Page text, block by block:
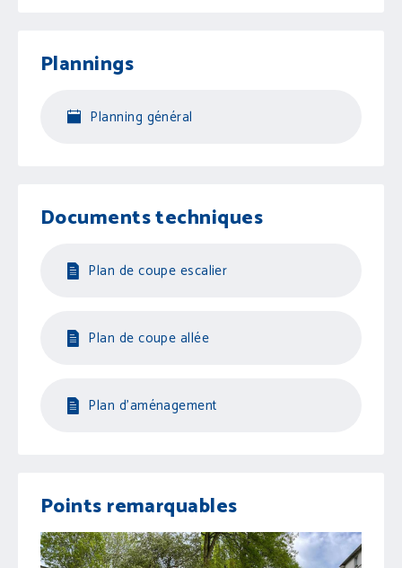
Plannings
Planning général
Documents techniques
Plan de coupe escalier
Plan de coupe allée
Plan d'aménagement
Points remarquables